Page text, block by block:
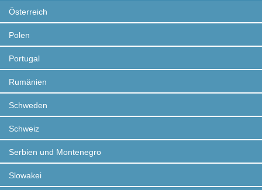
Österreich
Polen
Portugal
Rumänien
Schweden
Schweiz
Serbien und Montenegro
Slowakei